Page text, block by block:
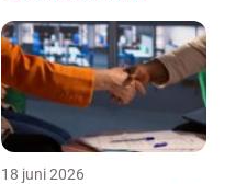
18 juni 2026